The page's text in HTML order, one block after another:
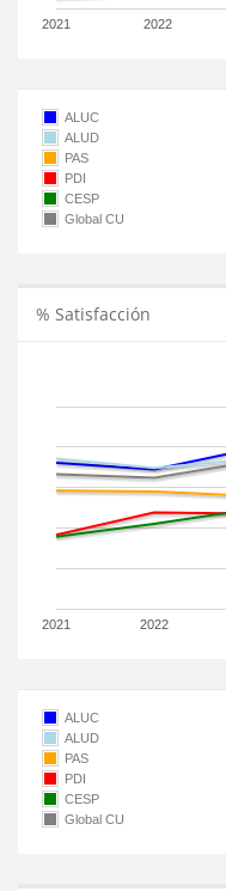
2021 2022
ALUC
ALUD
PAS
PDI
CESP
Global CU
% Satisfacción
2021 2022
ALUC
ALUD
PAS
PDI
CESP
Global CU